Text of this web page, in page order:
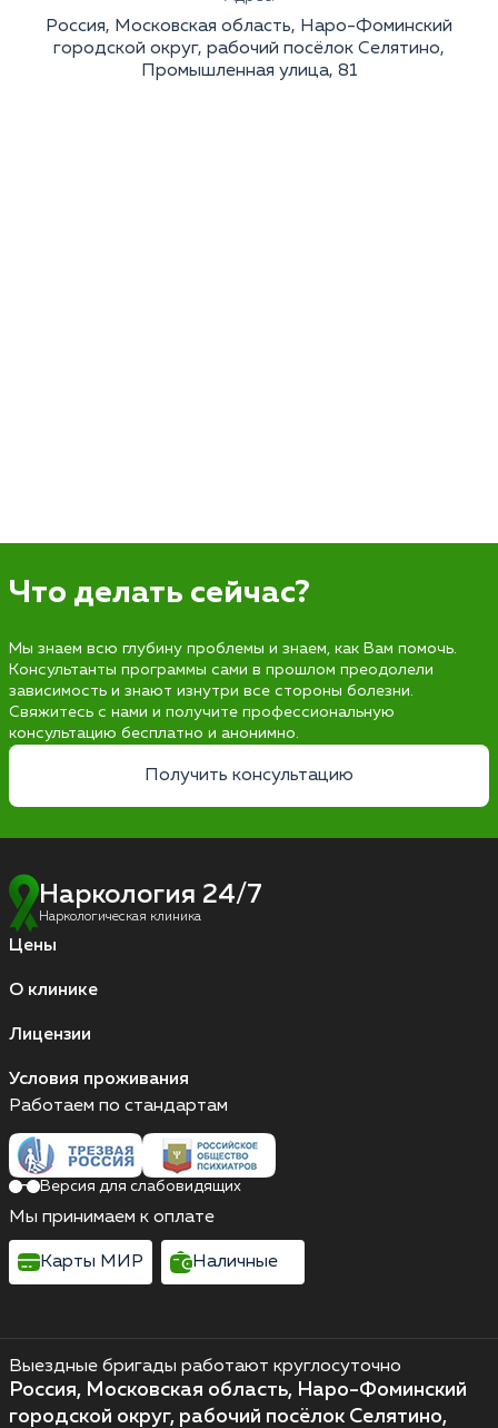
Россия, Московская область, Наро-Фоминский
городской округ, рабочий посёлок Селятино,
Промышленная улица, 81
Что делать сейчас?
Мы знаем всю глубину проблемы и знаем, как Вам помочь.
Консультанты программы сами в прошлом преодолели
зависимость и знают изнутри все стороны болезни.
Свяжитесь с нами и получите профессиональную
консультацию бесплатно и анонимно.
Получить консультацию
Наркология 24/7
Наркологическая клиника
Цены
О клинике
Лицензии
Условия проживания
Выездные бригады работают круглосуточно
Россия, Московская область, Наро-Фоминский
городской округ, рабочий посёлок Селятино,
Работаем по стандартам
Версия для слабовидящих
Мы принимаем к оплате
Карты МИР Наличные